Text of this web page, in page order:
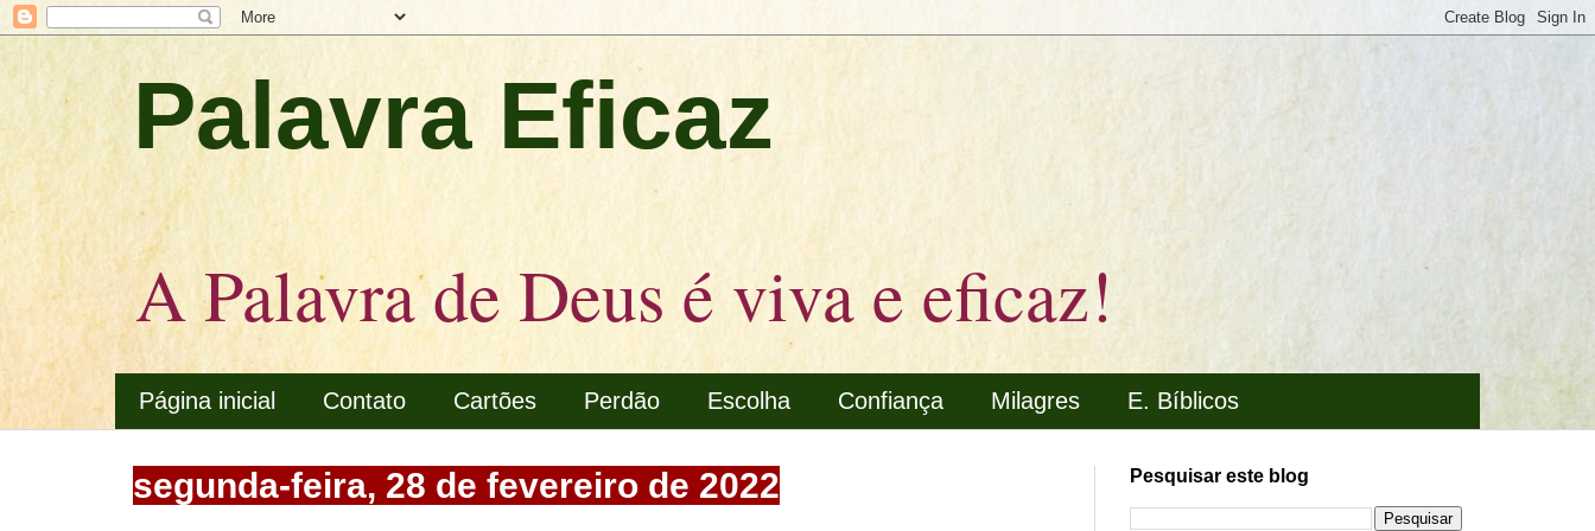
Palavra Eficaz
A Palavra de Deus é viva e eficaz!
Página inicial Contato Cartões Perdão Escolha Confiança Milagres E. Bíblicos
segunda-feira, 28 de fevereiro de 2022 Pesquisar este blog